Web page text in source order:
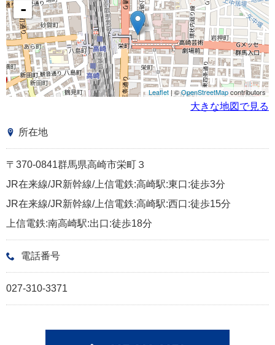
-
Leaflet| ©OpenStreetMapcontributors
大きな地図で見る
所在地
〒370-0841群馬県高崎市栄町３
JR在来線/JR新幹線/上信電鉄:高崎駅:東口:徒歩3分
JR在来線/JR新幹線/上信電鉄:高崎駅:西口:徒歩15分
上信電鉄:南高崎駅:出口:徒歩18分
電話番号
027-310-3371